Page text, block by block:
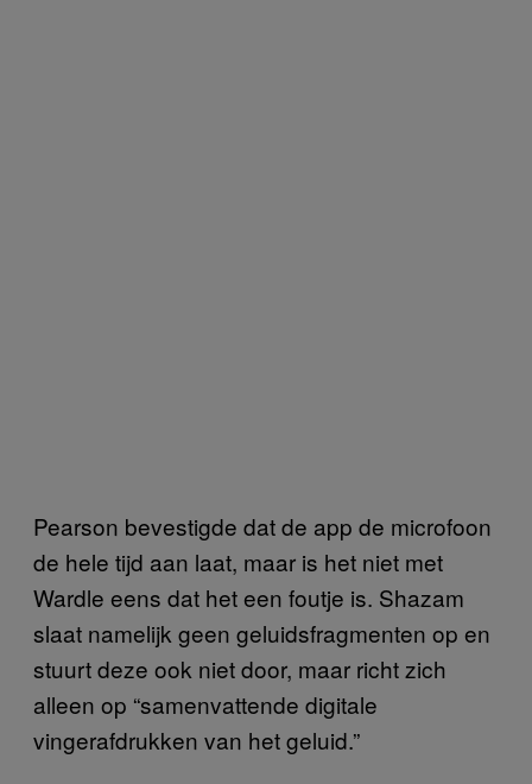
Pearson bevestigde dat de app de microfoon
de hele tijd aan laat, maar is het niet met
Wardle eens dat het een foutje is. Shazam
slaat namelijk geen geluidsfragmenten op en
stuurt deze ook niet door, maar richt zich
alleen op “samenvattende digitale
vingerafdrukken van het geluid.”